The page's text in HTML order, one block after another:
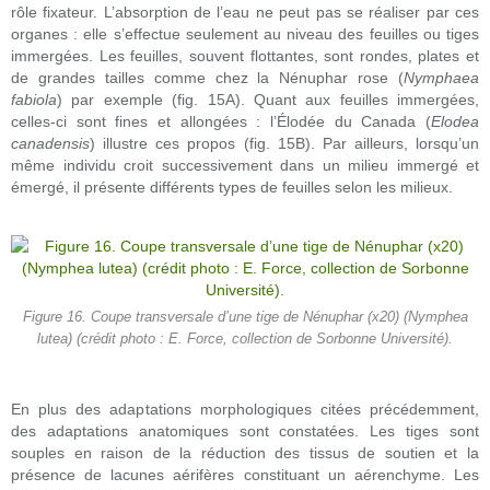
rôle fixateur. L’absorption de l’eau ne peut pas se réaliser par ces
organes : elle s’effectue seulement au niveau des feuilles ou tiges
immergées. Les feuilles, souvent flottantes, sont rondes, plates et
de grandes tailles comme chez la Nénuphar rose (Nymphaea
fabiola) par exemple (fig. 15A). Quant aux feuilles immergées,
celles-ci sont fines et allongées : l’Élodée du Canada (Elodea
canadensis) illustre ces propos (fig. 15B). Par ailleurs, lorsqu’un
même individu croit successivement dans un milieu immergé et
émergé, il présente différents types de feuilles selon les milieux.
Figure 16. Coupe transversale d’une tige de Nénuphar (x20) (Nymphea
lutea) (crédit photo : E. Force, collection de Sorbonne Université).
En plus des adaptations morphologiques citées précédemment,
des adaptations anatomiques sont constatées. Les tiges sont
souples en raison de la réduction des tissus de soutien et la
présence de lacunes aérifères constituant un aérenchyme. Les